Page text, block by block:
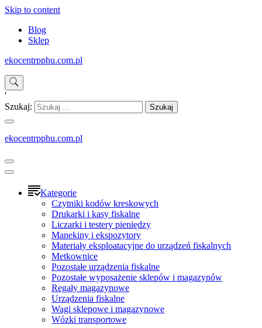
Skip to content
Blog
Sklep
ekocentrpphu.com.pl
'
Szukaj:
ekocentrpphu.com.pl
Kategorie
Czytniki kodów kreskowych
Drukarki i kasy fiskalne
Liczarki i testery pieniędzy
Manekiny i ekspozytory
Materiały eksploatacyjne do urządzeń fiskalnych
Metkownice
Pozostałe urządzenia fiskalne
Pozostałe wyposażenie sklepów i magazynów
Regały magazynowe
Urządzenia fiskalne
Wagi sklepowe i magazynowe
Wózki transportowe